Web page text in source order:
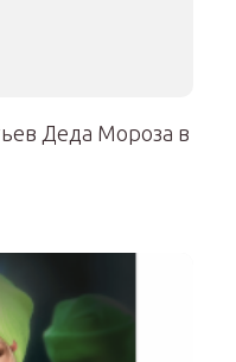
Деда Мороза в